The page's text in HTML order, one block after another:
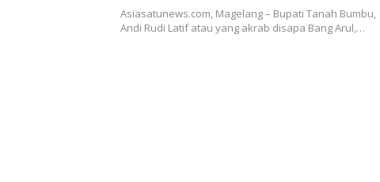
Asiasatunews.com, Magelang – Bupati Tanah Bumbu,
Andi Rudi Latif atau yang akrab disapa Bang Arul,…